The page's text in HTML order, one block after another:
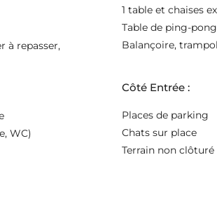
à repasser,
WC)
1 table et chaises
Table de ping-pong
Balançoire,
Côté Entrée :
Places de parking
Chats sur place
Terrain non clôturé